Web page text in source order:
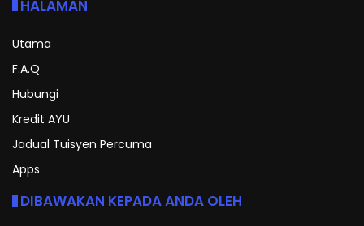
HALAMAN
Utama
F.A.Q
Hubungi
Kredit AYU
Jadual Tuisyen Percuma
Apps
DIBAWAKAN KEPADA ANDA OLEH